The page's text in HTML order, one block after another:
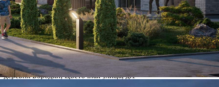
Характеристики помещения
№ объявления
110373
Дата размещения
11.07.2024
Город
Одинцово
Адрес
деревня Бородки, Цветочная улица, д.1